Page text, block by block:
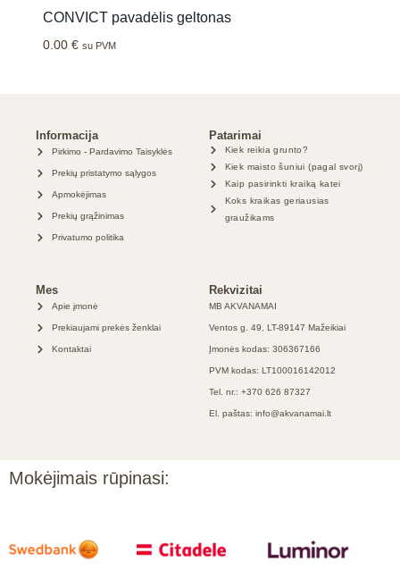
CONVICT pavadėlis geltonas
0.00 € su PVM
Informacija
Pirkimo - Pardavimo Taisyklės
Prekių pristatymo sąlygos
Apmokėjimas
Prekių grąžinimas
Privatumo politika
Patarimai
Kiek reikia grunto?
Kiek maisto šuniui (pagal svorį)
Kaip pasirinkti kraiką katei
Koks kraikas geriausias
graužikams
Mes
Apie įmonė
Prekiaujami prekės ženklai
Kontaktai
Rekvizitai
MB AKVANAMAI
Ventos g. 49, LT-89147 Mažeikiai
Įmonės kodas: 306367166
PVM kodas: LT100016142012
Tel. nr.: +370 626 87327
El. paštas: info@akvanamai.lt
Mokėjimais rūpinasi: